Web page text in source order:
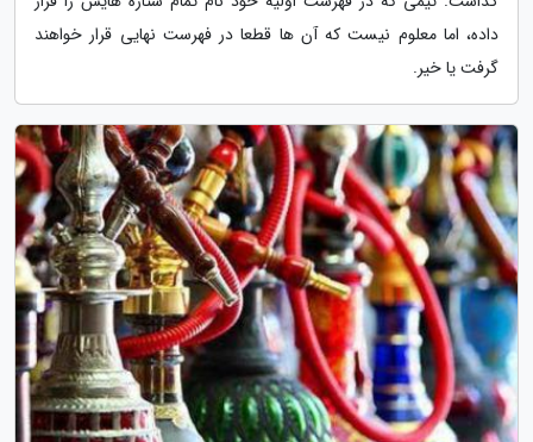
داده، اما معلوم نیست که آن ها قطعا در فهرست نهایی قرار خواهند
گرفت یا خیر.